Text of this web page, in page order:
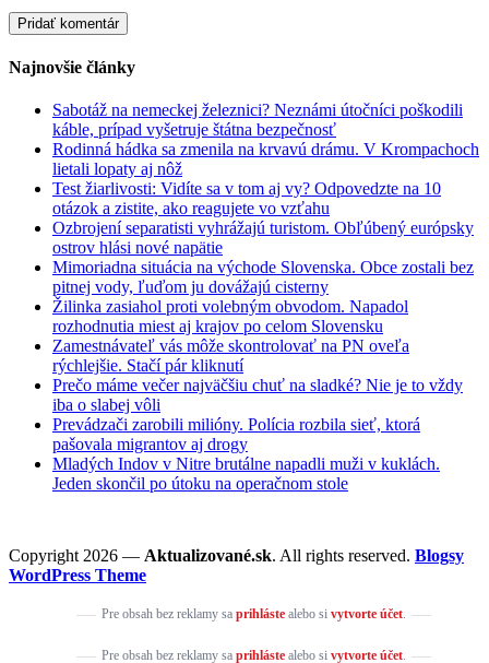
Najnovšie články
Sabotáž na nemeckej železnici? Neznámi útočníci poškodili
káble, prípad vyšetruje štátna bezpečnosť
Rodinná hádka sa zmenila na krvavú drámu. V Krompachoch
lietali lopaty aj nôž
Test žiarlivosti: Vidíte sa v tom aj vy? Odpovedzte na 10
otázok a zistite, ako reagujete vo vzťahu
Ozbrojení separatisti vyhrážajú turistom. Obľúbený európsky
ostrov hlási nové napätie
Mimoriadna situácia na východe Slovenska. Obce zostali bez
pitnej vody, ľuďom ju dovážajú cisterny
Žilinka zasiahol proti volebným obvodom. Napadol
rozhodnutia miest aj krajov po celom Slovensku
Zamestnávateľ vás môže skontrolovať na PN oveľa
rýchlejšie. Stačí pár kliknutí
Prečo máme večer najväčšiu chuť na sladké? Nie je to vždy
iba o slabej vôli
Prevádzači zarobili milióny. Polícia rozbila sieť, ktorá
pašovala migrantov aj drogy
Mladých Indov v Nitre brutálne napadli muži v kuklách.
Jeden skončil po útoku na operačnom stole
Copyright 2026 — Aktualizované.sk. All rights reserved. Blogsy
WordPress Theme
Pre obsah bez reklamy sa prihlástealebo si vytvorte účet.